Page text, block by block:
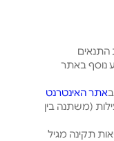
התנאים
נוסף באתר
אתר האינטרנט
(משתנה בין
תקינה מגיל